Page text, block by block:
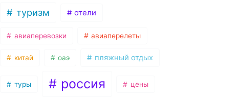
туризм отели
авиаперевозки авиаперелеты
китай оаэ пляжный отдых
туры россия цены